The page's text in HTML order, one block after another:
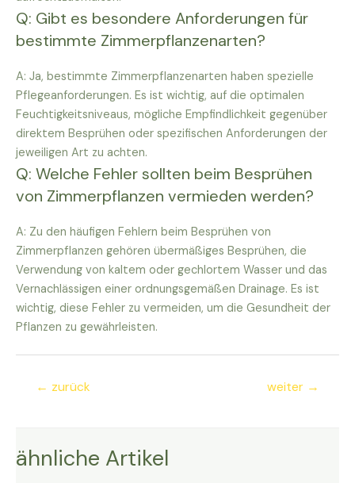
Q: Gibt es besondere Anforderungen für
bestimmte Zimmerpflanzenarten?
A: Ja, bestimmte Zimmerpflanzenarten haben spezielle
Pflegeanforderungen. Es ist wichtig, auf die optimalen
Feuchtigkeitsniveaus, mögliche Empfindlichkeit gegenüber
direktem Besprühen oder spezifischen Anforderungen der
jeweiligen Art zu achten.
Q: Welche Fehler sollten beim Besprühen
von Zimmerpflanzen vermieden werden?
A: Zu den häufigen Fehlern beim Besprühen von
Zimmerpflanzen gehören übermäßiges Besprühen, die
Verwendung von kaltem oder gechlortem Wasser und das
Vernachlässigen einer ordnungsgemäßen Drainage. Es ist
wichtig, diese Fehler zu vermeiden, um die Gesundheit der
Pflanzen zu gewährleisten.
Beitragsnavigation
← zurück weiter →
ähnliche Artikel